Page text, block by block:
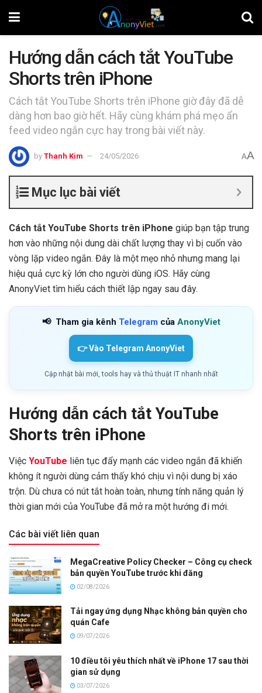
Hướng dẫn cách tắt YouTube
Shorts trên iPhone
Cách tắt YouTube Shorts trên iPhone giờ đây đã dễ
dàng hơn bao giờ hết. Hãy cùng khám phá mẹo ẩn
feed video ngắn cực hay trong bài viết này.
by Thanh Kim 24/05/2026 AA
Mục lục bài viết
Cách tắt YouTube Shorts trên iPhone giúp bạn tập trung
hơn vào những nội dung dài chất lượng thay vì bị cuốn vào
vòng lặp video ngắn. Đây là một mẹo nhỏ nhưng mang lại
hiệu quả cực kỳ lớn cho người dùng iOS. Hãy cùng
AnonyViet tìm hiểu cách thiết lập ngay sau đây.
📢 Tham gia kênh Telegram của AnonyViet
👉 Vào Telegram AnonyViet
Cập nhật bài mới, tools hay và thủ thuật IT nhanh nhất
Hướng dẫn cách tắt YouTube
Shorts trên iPhone
Việc YouTube liên tục đẩy mạnh các video ngắn đã khiến
không ít người dùng cảm thấy khó chịu vì nội dung bị xáo
trộn. Dù chưa có nút tắt hoàn toàn, nhưng tính năng quản lý
thời gian mới của YouTube đã mở ra một hướng đi mới.
Các bài viết liên quan
MegaCreative Policy Checker – Công cụ check
bản quyền YouTube trước khi đăng
02/08/2026
Tải ngay ứng dụng Nhạc không bản quyền cho
quán Cafe
09/07/2026
10 điều tôi yêu thích nhất về iPhone 17 sau thời
gian sử dụng
03/07/2026